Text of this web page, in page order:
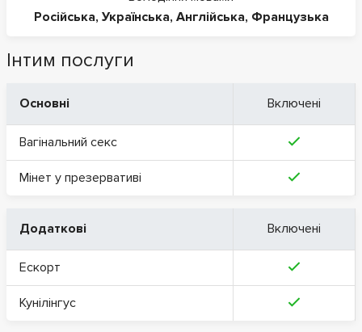
Російська, Українська, Англійська, Французька
Інтим послуги
Основні Включені
Вагінальний секс
Мінет у презервативі
Додаткові Включені
Ескорт
Кунілінгус